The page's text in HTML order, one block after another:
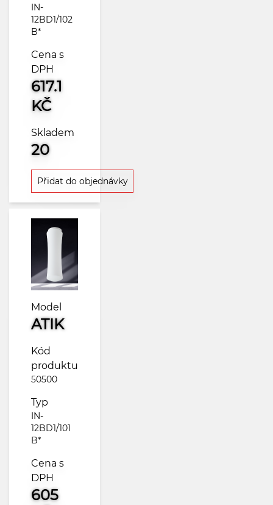
IN-
12BD1/102
B*
Cena s
DPH
617.1
KČ
Skladem
20
Přidat do objednávky
Model
ATIK
Kód
produktu
50500
Typ
IN-
12BD1/101
B*
Cena s
DPH
605